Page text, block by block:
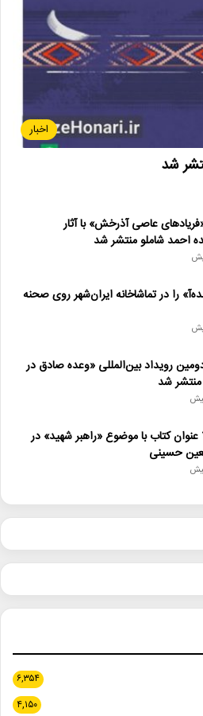
اخبار
شد
عاصی آذرخش» با آثار
احمد شاملو منتشر شد
را در تماشاخانه ایران‌شهر روی صحنه
رویداد بین‌المللی «وعده صادق در
منتشر شد
معرفی ۷۰ عنوان کتاب با موضوع «راهبر شهید» در
حسینی
۶,۳۵۴
۴,۱۵۰